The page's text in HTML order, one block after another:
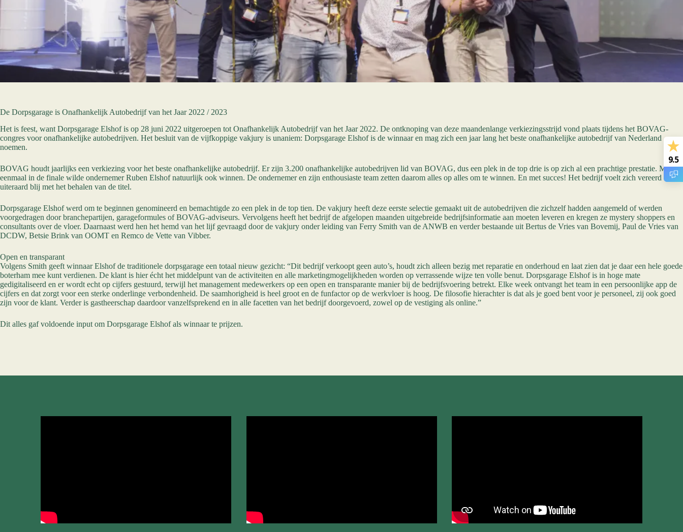
De Dorpsgarage is Onafhankelijk Autobedrijf van het Jaar 2022 / 2023
Het is feest, want Dorpsgarage Elshof is op 28 juni 2022 uitgeroepen tot Onafhankelijk Autobedrijf van het Jaar 2022. De ontknoping van deze maandenlange verkiezingsstrijd vond plaats tijdens het BOVAG-
congres voor onafhankelijke autobedrijven. Het besluit van de vijfkoppige vakjury is unaniem: Dorpsgarage Elshof is de winnaar en mag zich een jaar lang het beste onafhankelijke autobedrijf van Nederland
noemen.
BOVAG houdt jaarlijks een verkiezing voor het beste onafhankelijke autobedrijf. Er zijn 3.200 onafhankelijke autobedrijven lid van BOVAG, dus een plek in de top drie is op zich al een prachtige prestatie. Maar
eenmaal in de finale wilde ondernemer Ruben Elshof natuurlijk ook winnen. De ondernemer en zijn enthousiaste team zetten daarom alles op alles om te winnen. En met succes! Het bedrijf voelt zich vereerd en is
uiteraard blij met het behalen van de titel.
Dorpsgarage Elshof werd om te beginnen genomineerd en bemachtigde zo een plek in de top tien. De vakjury heeft deze eerste selectie gemaakt uit de autobedrijven die zichzelf hadden aangemeld of werden
voorgedragen door branchepartijen, garageformules of BOVAG-adviseurs. Vervolgens heeft het bedrijf de afgelopen maanden uitgebreide bedrijfsinformatie aan moeten leveren en kregen ze mystery shoppers en
consultants over de vloer. Daarnaast werd hen het hemd van het lijf gevraagd door de vakjury onder leiding van Ferry Smith van de ANWB en verder bestaande uit Bertus de Vries van Bovemij, Paul de Vries van
DCDW, Betsie Brink van OOMT en Remco de Vette van Vibber.
Open en transparant
Volgens Smith geeft winnaar Elshof de traditionele dorpsgarage een totaal nieuw gezicht: “Dit bedrijf verkoopt geen auto’s, houdt zich alleen bezig met reparatie en onderhoud en laat zien dat je daar een hele goede
boterham mee kunt verdienen. De klant is hier écht het middelpunt van de activiteiten en alle marketingmogelijkheden worden op verrassende wijze ten volle benut. Dorpsgarage Elshof is in hoge mate
gedigitaliseerd en er wordt echt op cijfers gestuurd, terwijl het management medewerkers op een open en transparante manier bij de bedrijfsvoering betrekt. Elke week ontvangt het team in een persoonlijke app de
cijfers en dat zorgt voor een sterke onderlinge verbondenheid. De saamhorigheid is heel groot en de funfactor op de werkvloer is hoog. De filosofie hierachter is dat als je goed bent voor je personeel, zij ook goed
zijn voor de klant. Verder is gastheerschap daardoor vanzelfsprekend en in alle facetten van het bedrijf doorgevoerd, zowel op de vestiging als online.”
Dit alles gaf voldoende input om Dorpsgarage Elshof als winnaar te prijzen.
9.5